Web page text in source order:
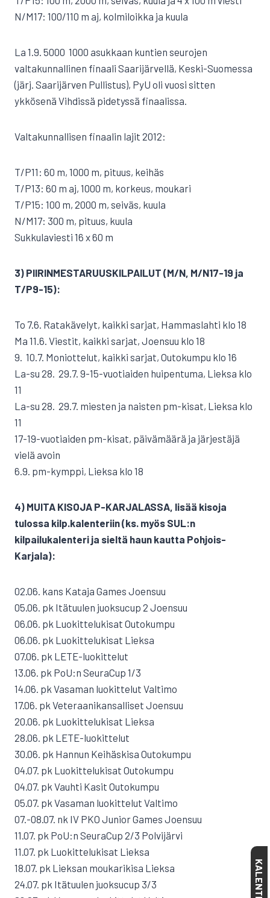
N/M17: 100/110 m aj, kolmiloikka ja kuula
La 1.9. 5000  1000 asukkaan kuntien seurojen
valtakunnallinen finaali Saarijärvellä, Keski-Suomessa
(järj. Saarijärven Pullistus), PyU oli vuosi sitten
ykkösenä Vihdissä pidetyssä finaalissa.
Valtakunnallisen finaalin lajit 2012:
T/P11: 60 m, 1000 m, pituus, keihäs
T/P13: 60 m aj, 1000 m, korkeus, moukari
T/P15: 100 m, 2000 m, seiväs, kuula
N/M17: 300 m, pituus, kuula
Sukkulaviesti 16 x 60 m
3) PIIRINMESTARUUSKILPAILUT (M/N, M/N17-19 ja
T/P9-15):
To 7.6. Ratakävelyt, kaikki sarjat, Hammaslahti klo 18
Ma 11.6. Viestit, kaikki sarjat, Joensuu klo 18
9.  10.7. Moniottelut, kaikki sarjat, Outokumpu klo 16
La-su 28.  29.7. 9-15-vuotiaiden huipentuma, Lieksa klo
11
La-su 28.  29.7. miesten ja naisten pm-kisat, Lieksa klo
11
17-19-vuotiaiden pm-kisat, päivämäärä ja järjestäjä
vielä avoin
6.9. pm-kymppi, Lieksa klo 18
4) MUITA KISOJA P-KARJALASSA, lisää kisoja
tulossa kilp.kalenteriin (ks. myös SUL:n
kilpailukalenteri ja sieltä haun kautta Pohjois-
Karjala):
02.06. kans Kataja Games Joensuu
05.06. pk Itätuulen juoksucup 2 Joensuu
06.06. pk Luokittelukisat Outokumpu
06.06. pk Luokittelukisat Lieksa
07.06. pk LETE-luokittelut
13.06. pk PoU:n SeuraCup 1/3
14.06. pk Vasaman luokittelut Valtimo
17.06. pk Veteraanikansalliset Joensuu
20.06. pk Luokittelukisat Lieksa
28.06. pk LETE-luokittelut
30.06. pk Hannun Keihäskisa Outokumpu
04.07. pk Luokittelukisat Outokumpu
04.07. pk Vauhti Kasit Outokumpu
05.07. pk Vasaman luokittelut Valtimo
07.-08.07. nk IV PKO Junior Games Joensuu
11.07. pk PoU:n SeuraCup 2/3 Polvijärvi
11.07. pk Luokittelukisat Lieksa
18.07. pk Lieksan moukarikisa Lieksa
24.07. pk Itätuulen juoksucup 3/3
KALENTERI